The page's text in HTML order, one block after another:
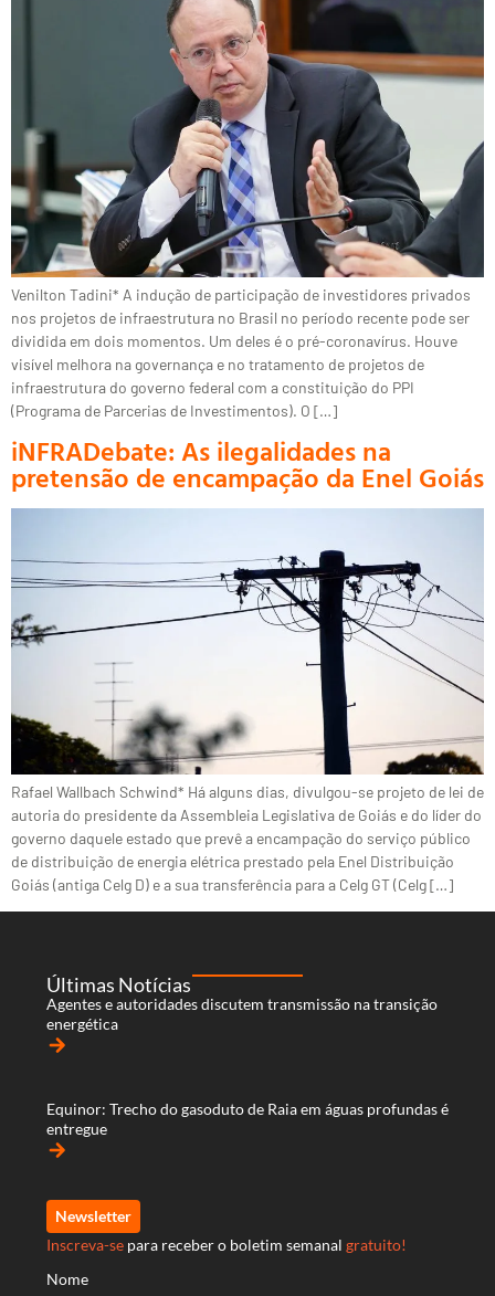
Venilton Tadini* A indução de participação de investidores privados
nos projetos de infraestrutura no Brasil no período recente pode ser
dividida em dois momentos. Um deles é o pré-coronavírus. Houve
visível melhora na governança e no tratamento de projetos de
infraestrutura do governo federal com a constituição do PPI
(Programa de Parcerias de Investimentos). O […]
iNFRADebate: As ilegalidades na
pretensão de encampação da Enel Goiás
Rafael Wallbach Schwind* Há alguns dias, divulgou-se projeto de lei de
autoria do presidente da Assembleia Legislativa de Goiás e do líder do
governo daquele estado que prevê a encampação do serviço público
de distribuição de energia elétrica prestado pela Enel Distribuição
Goiás (antiga Celg D) e a sua transferência para a Celg GT (Celg […]
Últimas Notícias
Agentes e autoridades discutem transmissão na transição
energética
arrow_forward
Equinor: Trecho do gasoduto de Raia em águas profundas é
entregue
arrow_forward
Newsletter
Inscreva-se para receber o boletim semanal gratuito!
Nome